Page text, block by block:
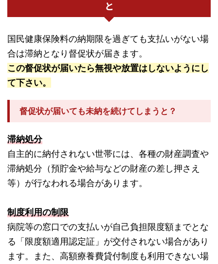
と
国民健康保険料の納期限を過ぎても支払いがない場
合は滞納となり督促状が届きます。
この督促状が届いたら無視や放置はしないようにし
て下さい。
督促状が届いても未納を続けてしまうと？
滞納処分
自主的に納付されない世帯には、各種の財産調査や
滞納処分（預貯金や給与などの財産の差し押さえ
等）が行なわれる場合があります。
制度利用の制限
病院等の窓口での支払いが自己負担限度額までとな
る「限度額適用認定証」が交付されない場合があり
ます。また、高額療養費貸付制度も利用できない場